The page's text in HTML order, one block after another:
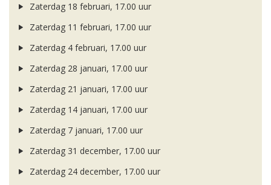
Zaterdag 18 februari, 17.00 uur
Zaterdag 11 februari, 17.00 uur
Zaterdag 4 februari, 17.00 uur
Zaterdag 28 januari, 17.00 uur
Zaterdag 21 januari, 17.00 uur
Zaterdag 14 januari, 17.00 uur
Zaterdag 7 januari, 17.00 uur
Zaterdag 31 december, 17.00 uur
Zaterdag 24 december, 17.00 uur